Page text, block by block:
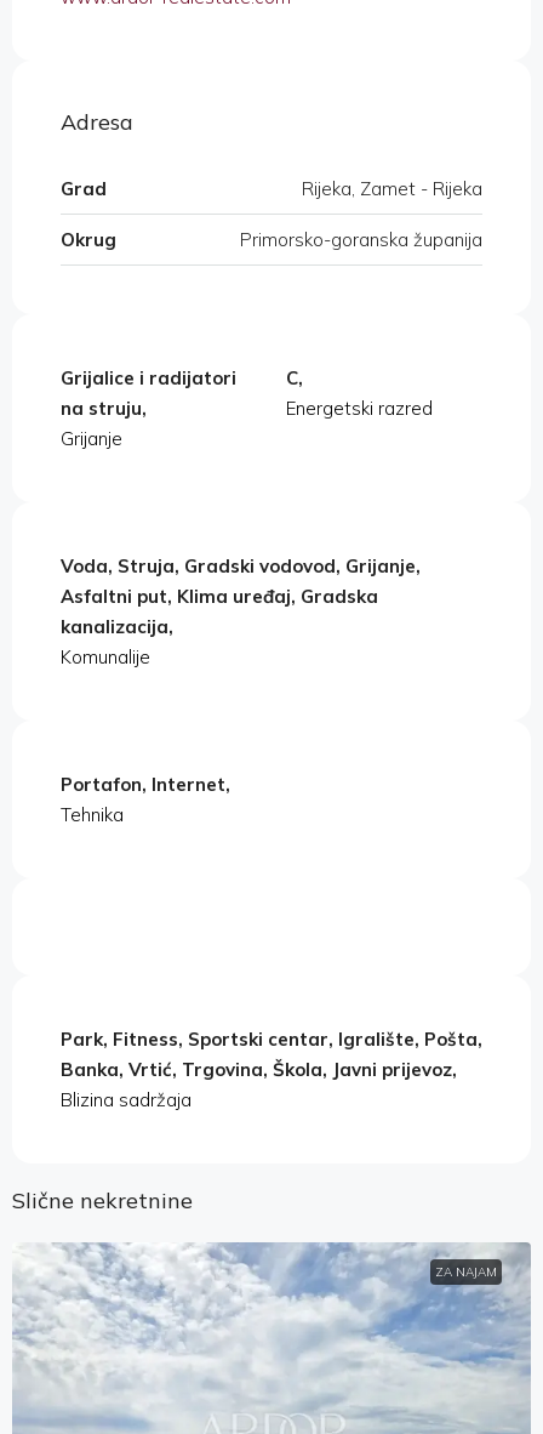
Adresa
Grad Rijeka, Zamet - Rijeka
Okrug Primorsko-goranska županija
Grijalice i radijatori
na struju,
Grijanje
C,
Energetski razred
Voda, Struja, Gradski vodovod, Grijanje,
Asfaltni put, Klima uređaj, Gradska
kanalizacija,
Komunalije
Portafon, Internet,
Tehnika
Park, Fitness, Sportski centar, Igralište, Pošta,
Banka, Vrtić, Trgovina, Škola, Javni prijevoz,
Blizina sadržaja
Slične nekretnine
ZA NAJAM